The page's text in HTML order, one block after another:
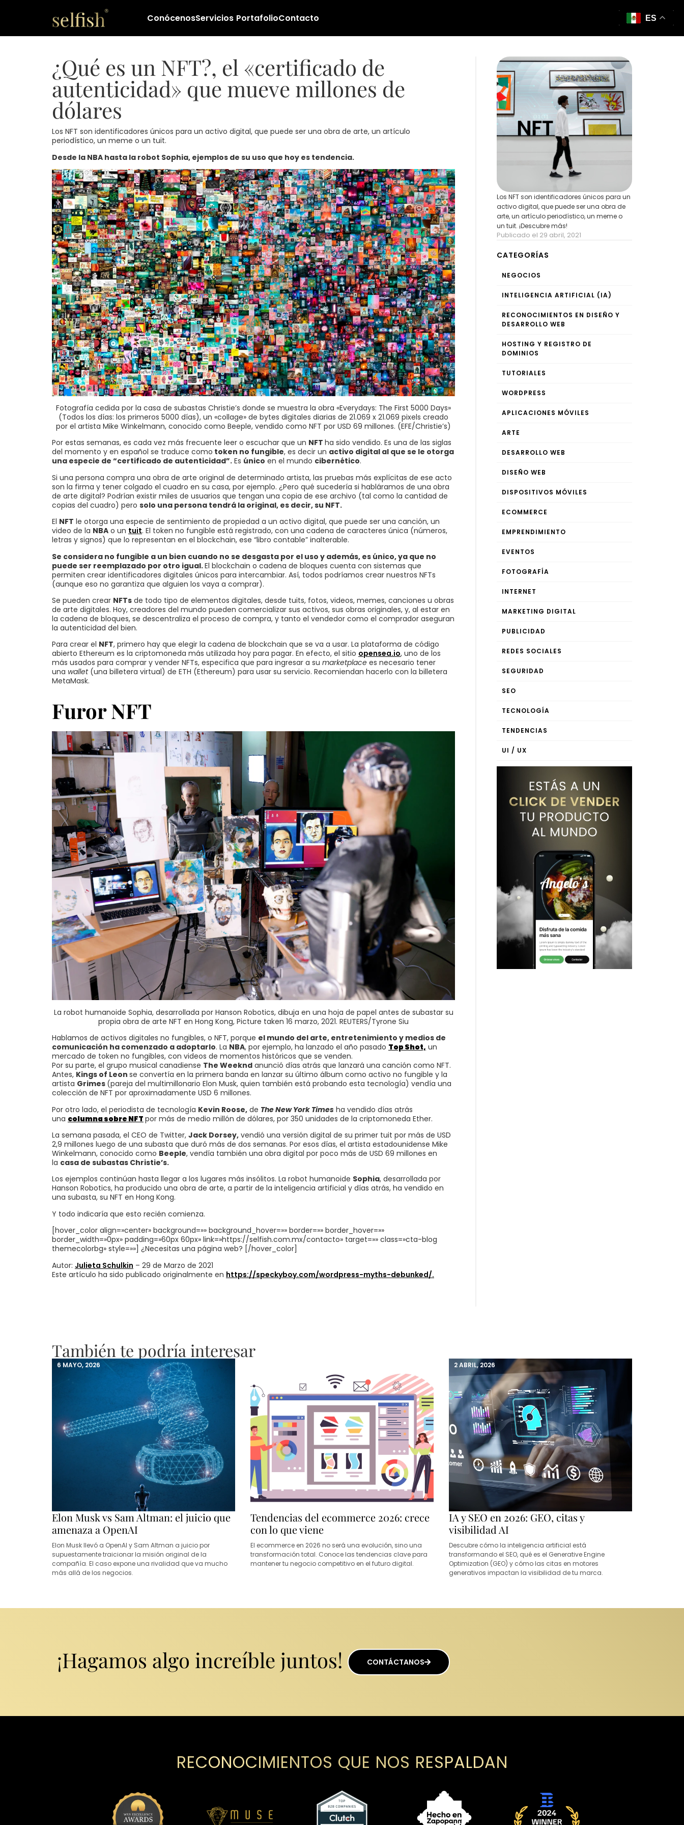
ConócenosServicios PortafolioContacto
¿Qué es un NFT?, el «certificado de
autenticidad» que mueve millones de
dólares
Los NFT son identificadores únicos para un activo digital, que puede ser una obra de arte, un artículo
periodístico, un meme o un tuit.
Desde la NBA hasta la robot Sophia, ejemplos de su uso que hoy es tendencia.
Fotografía cedida por la casa de subastas Christie’s donde se muestra la obra «Everydays: The First 5000 Days»
(Todos los días: los primeros 5000 días), un «collage» de bytes digitales diarias de 21.069 x 21.069 pixels creado
por el artista Mike Winkelmann, conocido como Beeple, vendido como NFT por USD 69 millones. (EFE/Christie’s)
Por estas semanas, es cada vez más frecuente leer o escuchar que un NFT ha sido vendido. Es una de las siglas
del momento y en español se traduce como token no fungible, es decir un activo digital al que se le otorga
una especie de “certificado de autenticidad”. Es único en el mundo cibernético.
Si una persona compra una obra de arte original de determinado artista, las pruebas más explícitas de ese acto
son la firma y tener colgado el cuadro en su casa, por ejemplo. ¿Pero qué sucedería si habláramos de una obra
de arte digital? Podrían existir miles de usuarios que tengan una copia de ese archivo (tal como la cantidad de
copias del cuadro) pero solo una persona tendrá la original, es decir, su NFT.
El NFT le otorga una especie de sentimiento de propiedad a un activo digital, que puede ser una canción, un
video de la NBA o un tuit. El token no fungible está registrado, con una cadena de caracteres única (números,
letras y signos) que lo representan en el blockchain, ese “libro contable” inalterable.
Se considera no fungible a un bien cuando no se desgasta por el uso y además, es único, ya que no
puede ser reemplazado por otro igual.El blockchain o cadena de bloques cuenta con sistemas que
permiten crear identificadores digitales únicos para intercambiar. Así, todos podríamos crear nuestros NFTs
(aunque eso no garantiza que alguien los vaya a comprar).
Se pueden crear NFTs de todo tipo de elementos digitales, desde tuits, fotos, videos, memes, canciones u obras
de arte digitales. Hoy, creadores del mundo pueden comercializar sus activos, sus obras originales, y, al estar en
la cadena de bloques, se descentraliza el proceso de compra, y tanto el vendedor como el comprador aseguran
la autenticidad del bien.
Para crear el NFT, primero hay que elegir la cadena de blockchain que se va a usar. La plataforma de código
abierto Ethereum es la criptomoneda más utilizada hoy para pagar. En efecto, el sitio opensea.io, uno de los
más usados para comprar y vender NFTs, especifica que para ingresar a su marketplace es necesario tener
una wallet (una billetera virtual) de ETH (Ethereum) para usar su servicio. Recomiendan hacerlo con la billetera
MetaMask.
Furor NFT
La robot humanoide Sophia, desarrollada por Hanson Robotics, dibuja en una hoja de papel antes de subastar su
propia obra de arte NFT en Hong Kong, Picture taken 16 marzo, 2021. REUTERS/Tyrone Siu
Hablamos de activos digitales no fungibles, o NFT, porque el mundo del arte, entretenimiento y medios de
comunicación ha comenzado a adoptarlo. La NBA, por ejemplo, ha lanzado el año pasado Top Shot, un
mercado de token no fungibles, con videos de momentos históricos que se venden.
Por su parte, el grupo musical canadiense The Weeknd anunció días atrás que lanzará una canción como NFT.
Antes, Kings of Leon se convertía en la primera banda en lanzar su último álbum como activo no fungible y la
artista Grimes (pareja del multimillonario Elon Musk, quien también está probando esta tecnología) vendía una
colección de NFT por aproximadamente USD 6 millones.
Por otro lado, el periodista de tecnología Kevin Roose, de The New York Times ha vendido días atrás
una columna sobre NFT por más de medio millón de dólares, por 350 unidades de la criptomoneda Ether.
La semana pasada, el CEO de Twitter, Jack Dorsey, vendió una versión digital de su primer tuit por más de USD
2,9 millones luego de una subasta que duró más de dos semanas. Por esos días, el artista estadounidense Mike
Winkelmann, conocido como Beeple, vendía también una obra digital por poco más de USD 69 millones en
la casa de subastas Christie’s.
Los ejemplos continúan hasta llegar a los lugares más insólitos. La robot humanoide Sophia, desarrollada por
Hanson Robotics, ha producido una obra de arte, a partir de la inteligencia artificial y días atrás, ha vendido en
una subasta, su NFT en Hong Kong.
Y todo indicaría que esto recién comienza.
[hover_color align=»center» background=»» background_hover=»» border=»» border_hover=»»
border_width=»0px» padding=»60px 60px» link=»https://selfish.com.mx/contacto» target=»» class=»cta-blog
themecolorbg» style=»»] ¿Necesitas una página web? [/hover_color]
Autor: Julieta Schulkin – 29 de Marzo de 2021
Este artículo ha sido publicado originalmente en https://speckyboy.com/wordpress-myths-debunked/.
Los NFT son identificadores únicos para un
activo digital, que puede ser una obra de
arte, un artículo periodístico, un meme o
un tuit. ¡Descubre más!
Publicado el 29 abril, 2021
CATEGORÍAS
NEGOCIOS
INTELIGENCIA ARTIFICIAL (IA)
RECONOCIMIENTOS EN DISEÑO Y
DESARROLLO WEB
HOSTING Y REGISTRO DE
DOMINIOS
TUTORIALES
WORDPRESS
APLICACIONES MÓVILES
ARTE
DESARROLLO WEB
DISEÑO WEB
DISPOSITIVOS MÓVILES
ECOMMERCE
EMPRENDIMIENTO
EVENTOS
FOTOGRAFÍA
INTERNET
MARKETING DIGITAL
PUBLICIDAD
REDES SOCIALES
SEGURIDAD
SEO
TECNOLOGÍA
TENDENCIAS
UI / UX
También te podría interesar
6 MAYO, 2026
Elon Musk vs Sam Altman: el juicio que
amenaza a OpenAI
Elon Musk llevó a OpenAI y Sam Altman a juicio por
supuestamente traicionar la misión original de la
compañía. El caso expone una rivalidad que va mucho
más allá de los negocios.
Tendencias del ecommerce 2026: crece
con lo que viene
El ecommerce en 2026 no será una evolución, sino una
transformación total. Conoce las tendencias clave para
mantener tu negocio competitivo en el futuro digital.
2 ABRIL, 2026
IA y SEO en 2026: GEO, citas y
visibilidad AI
Descubre cómo la inteligencia artificial está
transformando el SEO, qué es el Generative Engine
Optimization (GEO) y cómo las citas en motores
generativos impactan la visibilidad de tu marca.
¡Hagamos algo increíble juntos! CONTÁCTANOS
RECONOCIMIENTOS QUE NOS RESPALDAN
ES